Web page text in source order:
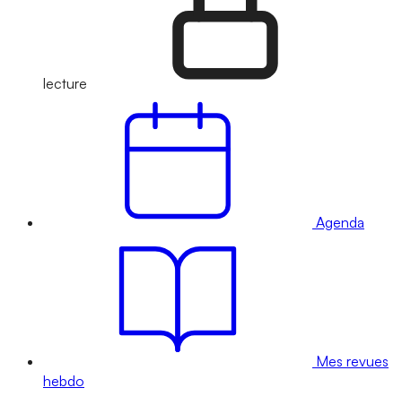
lecture
Agenda
Mes revues
hebdo